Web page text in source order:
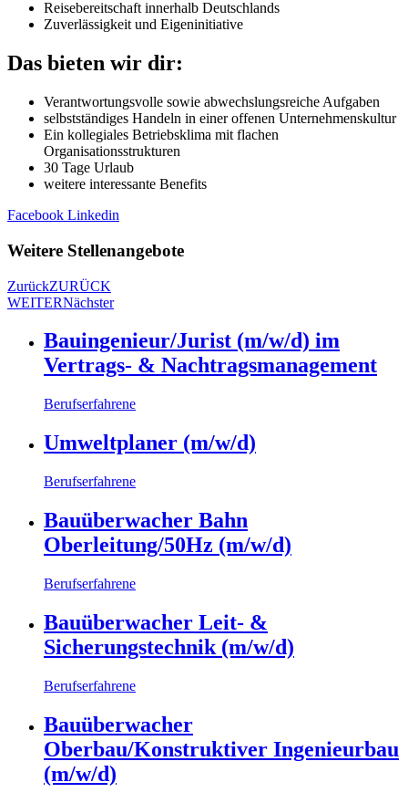
Reisebereitschaft innerhalb Deutschlands
Zuverlässigkeit und Eigeninitiative
Das bieten wir dir:
Verantwortungsvolle sowie abwechslungsreiche Aufgaben
selbstständiges Handeln in einer offenen Unternehmenskultur
Ein kollegiales Betriebsklima mit flachen
Organisationsstrukturen
30 Tage Urlaub
weitere interessante Benefits
Facebook Linkedin
Weitere Stellenangebote
ZurückZURÜCK
WEITERNächster
Bauingenieur/Jurist (m/w/d) im
Vertrags- & Nachtragsmanagement
Berufserfahrene
Umweltplaner (m/w/d)
Berufserfahrene
Bauüberwacher Bahn
Oberleitung/50Hz (m/w/d)
Berufserfahrene
Bauüberwacher Leit- &
Sicherungstechnik (m/w/d)
Berufserfahrene
Bauüberwacher
Oberbau/Konstruktiver Ingenieurbau
(m/w/d)